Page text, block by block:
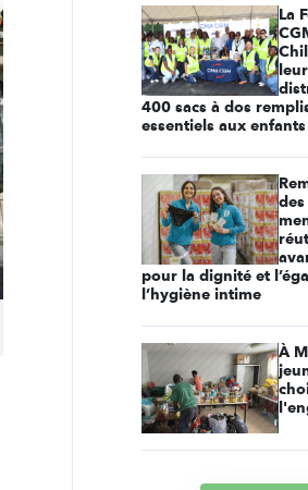
La
400 sacs à dos
essentiels aux
pour la dignité et
l’hygiène intime
À